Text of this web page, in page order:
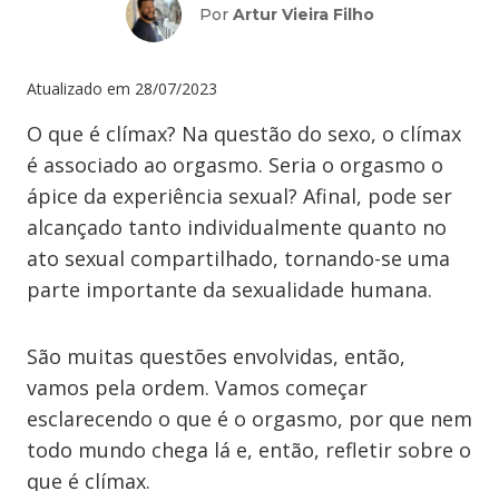
Por Artur Vieira Filho
Atualizado em 28/07/2023
O que é clímax? Na questão do sexo, o clímax
é associado ao orgasmo. Seria o orgasmo o
ápice da experiência sexual? Afinal, pode ser
alcançado tanto individualmente quanto no
ato sexual compartilhado, tornando-se uma
parte importante da sexualidade humana.
São muitas questões envolvidas, então,
vamos pela ordem. Vamos começar
esclarecendo o que é o orgasmo, por que nem
todo mundo chega lá e, então, refletir sobre o
que é clímax.